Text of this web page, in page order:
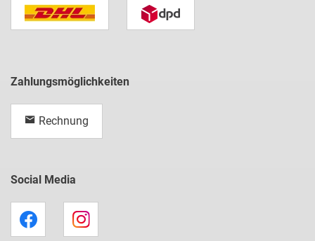
Zahlungsmöglichkeiten
Rechnung
Social Media